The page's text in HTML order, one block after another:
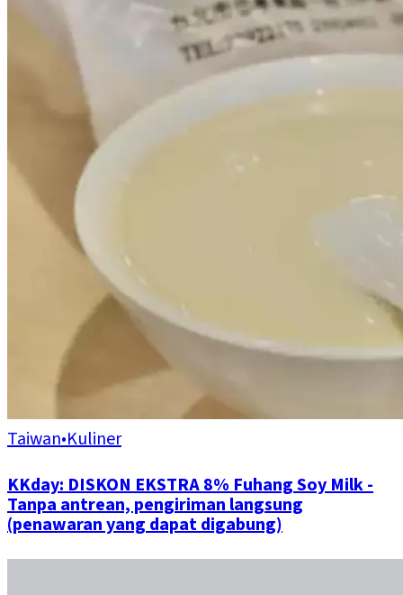
Taiwan•Kuliner
KKday: DISKON EKSTRA 8% Fuhang Soy Milk -
Tanpa antrean, pengiriman langsung
(penawaran yang dapat digabung)